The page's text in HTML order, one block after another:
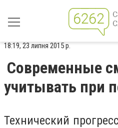
18:19, 23 липня 2015 р.
Современные
учитывать при
Технический